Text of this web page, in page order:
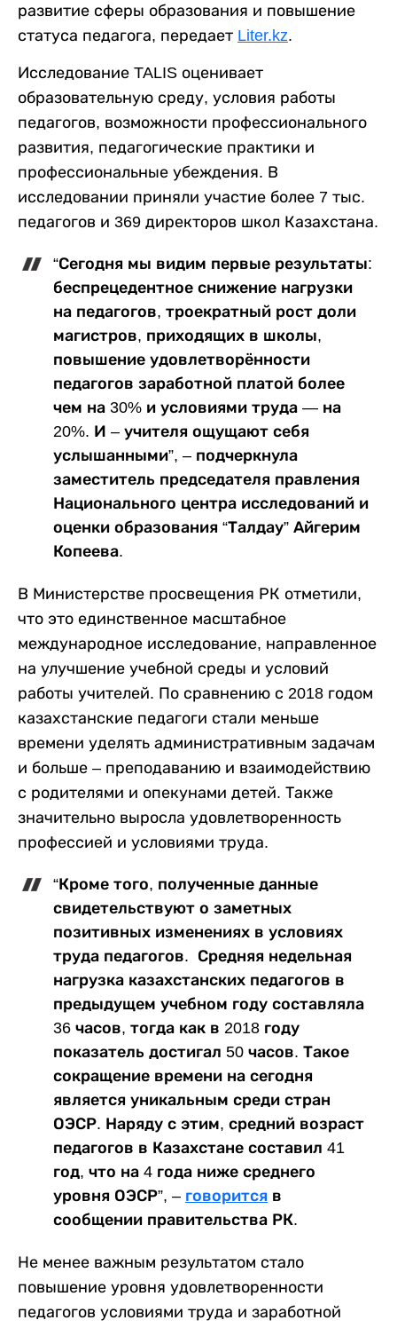
развитие сферы образования и повышение
статуса педагога, передает Liter.kz.
Исследование TALIS оценивает
образовательную среду, условия работы
педагогов, возможности профессионального
развития, педагогические практики и
профессиональные убеждения. В
исследовании приняли участие более 7 тыс.
педагогов и 369 директоров школ Казахстана.
“Сегодня мы видим первые результаты:
беспрецедентное снижение нагрузки
на педагогов, троекратный рост доли
магистров, приходящих в школы,
повышение удовлетворённости
педагогов заработной платой более
чем на 30% и условиями труда — на
20%. И – учителя ощущают себя
услышанными”, – подчеркнула
заместитель председателя правления
Национального центра исследований и
оценки образования “Талдау” Айгерим
Копеева.
В Министерстве просвещения РК отметили,
что это единственное масштабное
международное исследование, направленное
на улучшение учебной среды и условий
работы учителей. По сравнению с 2018 годом
казахстанские педагоги стали меньше
времени уделять административным задачам
и больше – преподаванию и взаимодействию
с родителями и опекунами детей. Также
значительно выросла удовлетворенность
профессией и условиями труда.
“Кроме того, полученные данные
свидетельствуют о заметных
позитивных изменениях в условиях
труда педагогов. Средняя недельная
нагрузка казахстанских педагогов в
предыдущем учебном году составляла
36 часов, тогда как в 2018 году
показатель достигал 50 часов. Такое
сокращение времени на сегодня
является уникальным среди стран
ОЭСР. Наряду с этим, средний возраст
педагогов в Казахстане составил 41
год, что на 4 года ниже среднего
уровня ОЭСР”, – говорится в
сообщении правительства РК.
Не менее важным результатом стало
повышение уровня удовлетворенности
педагогов условиями труда и заработной